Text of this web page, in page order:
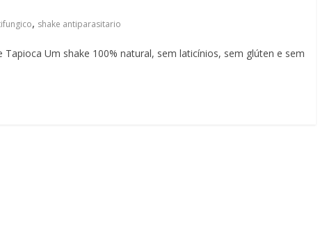
, shake antiparasitario
Um shake 100% natural, sem laticínios, sem glúten e sem